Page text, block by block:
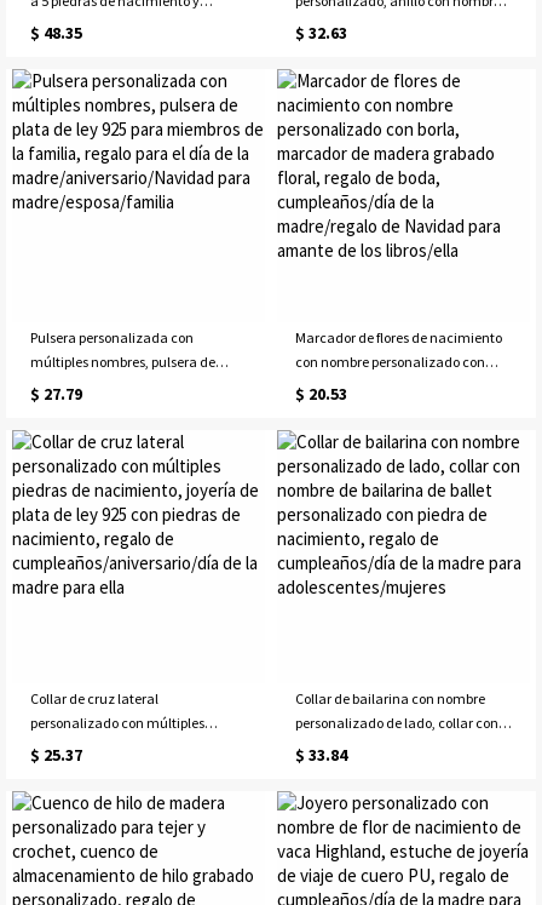
colgante circular, joyería de plata
nacimiento, regalo de cumpleaños
o Día de la Madre para mamá,
abuela o esposa.
$ 48.35
de declaración grabado delicado,
madre/cumpleaños/dama de
honor para
ella/esposa/familia/amigos
$ 32.63
Pulsera personalizada con
múltiples nombres, pulsera de
plata de ley 925 para miembros de
madre/aniversario/Navidad para
madre/esposa/familia
$ 27.79
Marcador de flores de nacimiento
con nombre personalizado con
borla, marcador de madera
cumpleaños/día de la
madre/regalo de Navidad para
amante de los libros/ella
$ 20.53
Collar de cruz lateral
personalizado con múltiples
piedras de nacimiento, joyería de
nacimiento, regalo de
cumpleaños/aniversario/día de la
madre para ella
$ 25.37
Collar de bailarina con nombre
personalizado de lado, collar con
nombre de bailarina de ballet
nacimiento, regalo de
cumpleaños/día de la madre para
adolescentes/mujeres
$ 33.84